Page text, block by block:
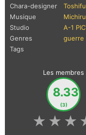
Chara-designer
Musique
Studio
A-1
Genres
guerre
Tags
Les membres
8.33
(3)
★
★
★